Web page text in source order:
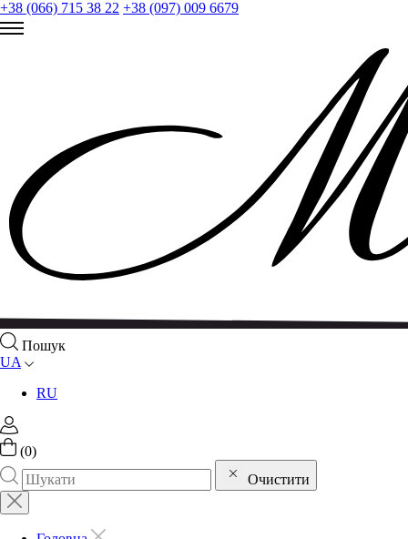
+38 (066) 715 38 22 +38 (097) 009 6679
Пошук
UA
RU
(0)
Очистити